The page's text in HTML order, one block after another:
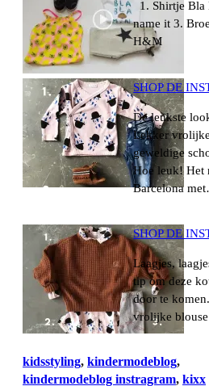
1. Shirtje
name it 3.
H&M
SHOP DE
De leukste
Lekker
geweldige
Hoe leuk! Het
Barcelona
SHOP DE
Laagjes,
tip om deze
door te
vrolijke
kidsstyling, kindermodeblog
kindermodeblog instragram, kixx